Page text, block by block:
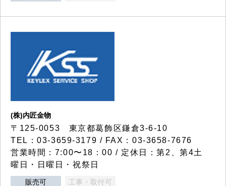
(株)内匠金物
〒125-0053 東京都葛飾区鎌倉3-6-10
TEL：03-3659-3179 / FAX：03-3658-7676
営業時間：7:00〜18：00 / 定休日：第2、第4土
曜日・日曜日・祝祭日
販売可 工事・取付可